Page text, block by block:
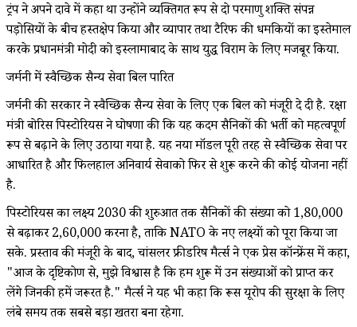
ट्रंप ने अपने दावे में कहा था उन्होंने व्यक्तिगत रूप से दो परमाणु शक्ति संपन्न
पड़ोसियों के बीच हस्तक्षेप किया और व्यापार तथा टैरिफ की धमकियों का इस्तेमाल
करके प्रधानमंत्री मोदी को इस्लामाबाद के साथ युद्ध विराम के लिए मजबूर किया.
जर्मनी में स्वैच्छिक सैन्य सेवा बिल पारित
जर्मनी की सरकार ने स्वैच्छिक सैन्य सेवा के लिए एक बिल को मंजूरी दे दी है. रक्षा
मंत्री बोरिस पिस्टोरियस ने घोषणा की कि यह कदम सैनिकों की भर्ती को महत्वपूर्ण
रूप से बढ़ाने के लिए उठाया गया है. यह नया मॉडल पूरी तरह से स्वैच्छिक सेवा पर
आधारित है और फिलहाल अनिवार्य सेवाको फिर से शुरू करने की कोई योजना नहीं
है.
पिस्टोरियस का लक्ष्य 2030 की शुरुआत तक सैनिकों की संख्या को 1,80,000
से बढ़ाकर 2,60,000 करना है, ताकि NATO के नए लक्ष्यों को पूरा किया जा
सके. प्रस्ताव की मंजूरी के बाद, चांसलर फ्रीडरिष मैर्त्स ने एक प्रेस कॉन्फ्रेंस में कहा,
"आज के दृष्टिकोण से, मुझे विश्वास है कि हम शुरू में उन संख्याओं को प्राप्त कर
लेंगे जिनकी हमें जरूरत है." मैर्त्स ने यह भी कहा कि रूस यूरोप की सुरक्षा के लिए
लंबे समय तक सबसे बड़ा खतरा बना रहेगा.